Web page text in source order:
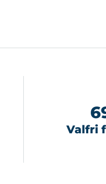
Valfri